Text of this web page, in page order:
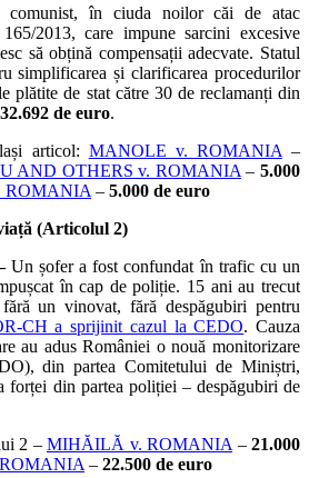
comunist, în ciuda noilor căi de atac
2013, care impune sarcini excesive
să obțină compensații adecvate. Statul
simplificarea și clarificarea procedurilor
plătite de stat către 30 de reclamanți din
de euro.
articol: MANOLE v. ROMANIA –
AND OTHERS v. ROMANIA –5.000
ROMANIA – 5.000 de euro
(Articolul 2)
Un șofer a fost confundat în trafic cu un
în cap de poliție. 15 ani au trecut
un vinovat, fără despăgubiri pentru
CH a sprijinit cazul la CEDO. Cauza
au adus României o nouă monitorizare
din partea Comitetului de Miniștri,
forței din partea poliției – despăgubiri de
2 – MIHĂILĂ v. ROMANIA – 21.000
– 22.500 de euro